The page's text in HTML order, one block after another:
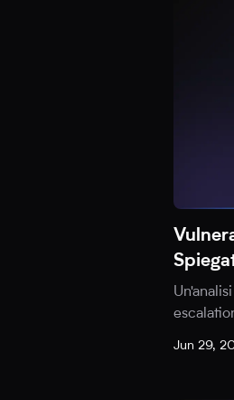
Jun 29,